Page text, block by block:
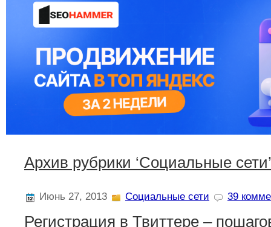
Архив рубрики ‘Социальные сети’
Июнь 27, 2013 Социальные сети 39
Регистрация в Твиттере –